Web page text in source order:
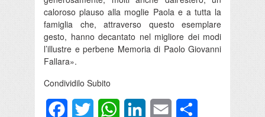
caloroso plauso alla moglie Paola e a tutta la
famiglia che, attraverso questo esemplare
gesto, hanno decantato nel migliore dei modi
l’illustre e perbene Memoria di Paolo Giovanni
Fallara».
Condividilo Subito
FacebookTwitter WhatsAppLinkedInEmail